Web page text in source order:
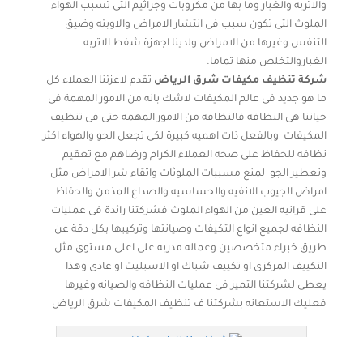
والاتربه والغبار وما بها من مكروبات وجراثيم التى تسبب الهواء
الملوث التى تكون سبب فى انتشار الامراض والاوبئه وضيق
التنفس وغيرها من الامراض ولدينا اجهزة شفط الاتربه
الغباروالتخلص منها تماما.
شركة تنظيف مكيفات شرق الرياض تقدم لاعزئنا العملاء كل
ما هو جديد فى عالم المكيفات لاشك بانه من الامور المهمة فى
حياتنا هى النظافه فالنظافه من الامور المهمه حتى فى تنظيف
المكيفات وبالفعل ذات اهميه كبيرة لكى تجعل الجو والهواء اكثر
نظافه للحفاظ على صحه العملاء الكرام ورضاهم مع تعقيم
وتعطير الجو لمنع مسببات الملوثات واتقاء شر الامراض مثل
امراض الجيوب الانفيه والحساسيه والصداع المذمن والحفاظ
على قرانيه العين من الهواء الملوث فشركتنا رائدة فى عمليات
النظافه لجميع انواع التكيفات وصيانتها وتركيبها بكل دقة عن
طريق خبراء متخصصين وعماله مدربه على اعلى مستوى مثل
التكييف المركزى او تكييف شباك او الاسبليت او عادى وهذا
يعطى لشركتنا التميز فى عمليات النظافه والصيانه وغيرها
فعليك الاستعانه بشركتنا ف تنظيف المكيفات شرق الرياض